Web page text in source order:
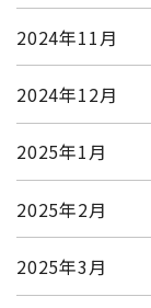
2024年11月
2024年12月
2025年1月
2025年2月
2025年3月